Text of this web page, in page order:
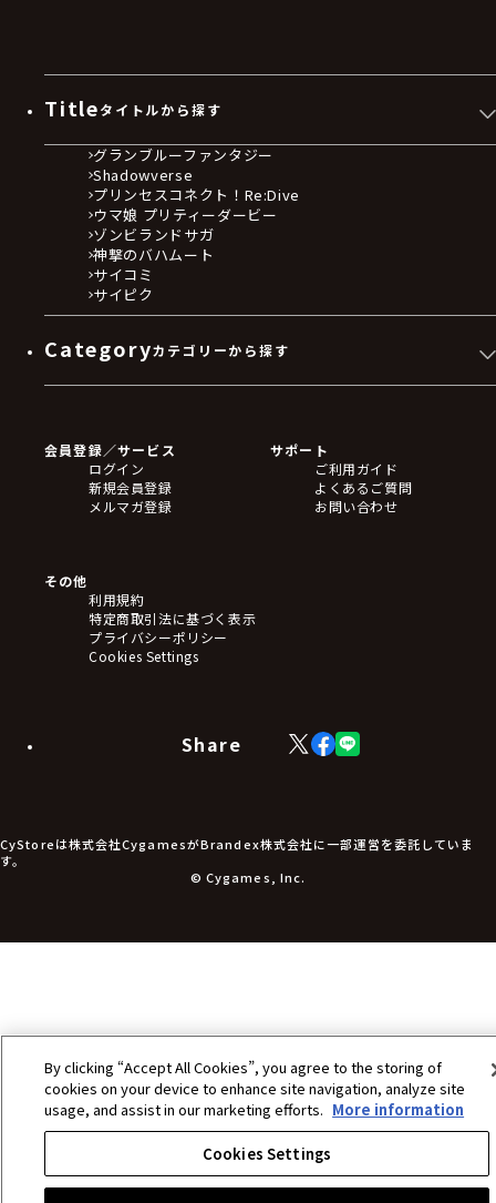
Titleタイトルから探す
グランブルーファンタジー
Shadowverse
プリンセスコネクト！Re:Dive
ウマ娘 プリティーダービー
ゾンビランドサガ
神撃のバハムート
サイコミ
サイピク
Categoryカテゴリーから探す
フィギュア
アクリルスタンド
バッジ
キーホルダー・ストラップ
ステッカー・シール・カード
タペストリー・ポスター
アームサポーター
ブレードホルダー
食品・飲料品
アパレル小物
アクセサリー
会員登録／サービス
ログイン
新規会員登録
メルマガ登録
サポート
ご利用ガイド
よくあるご質問
お問い合わせ
その他
利用規約
特定商取引法に基づく表示
プライバシーポリシー
Cookies Settings
Share
X
(Twitter)
Facebook
LINE
CyStoreは株式会社CygamesがBrandex株式会社に一部運営を委託していま
す。
© Cygames, Inc.
By clicking “Accept All Cookies”, you agree to the storing of
cookies on your device to enhance site navigation, analyze site
usage, and assist in our marketing efforts. More information
Cookies Settings